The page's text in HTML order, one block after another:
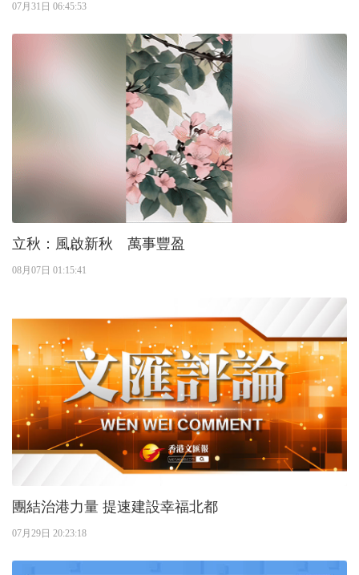
07月31日 06:45:53
立秋：風啟新秋 萬事豐盈
08月07日 01:15:41
團結治港力量 提速建設幸福北都
07月29日 20:23:18